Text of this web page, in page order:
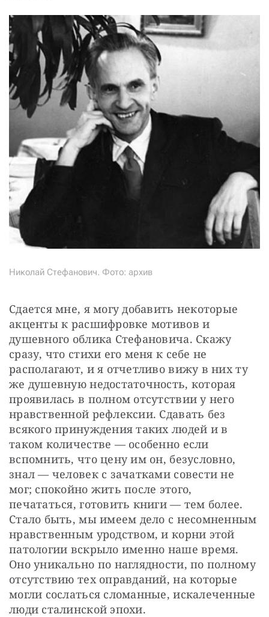
Николай Стефанович. Фото: архив
Сдается мне, я могу добавить некоторые
акценты к расшифровке мотивов и
душевного облика Стефановича. Скажу
сразу, что стихи его меня к себе не
располагают, и я отчетливо вижу в них ту
же душевную недостаточность, которая
проявилась в полном отсутствии у него
нравственной рефлексии. Сдавать без
всякого принуждения таких людей и в
таком количестве — особенно если
вспомнить, что цену им он, безусловно,
знал — человек с зачатками совести не
мог; спокойно жить после этого,
печататься, готовить книги — тем более.
Стало быть, мы имеем дело с несомненным
нравственным уродством, и корни этой
патологии вскрыло именно наше время.
Оно уникально по наглядности, по полному
отсутствию тех оправданий, на которые
могли сослаться сломанные, искалеченные
люди сталинской эпохи.